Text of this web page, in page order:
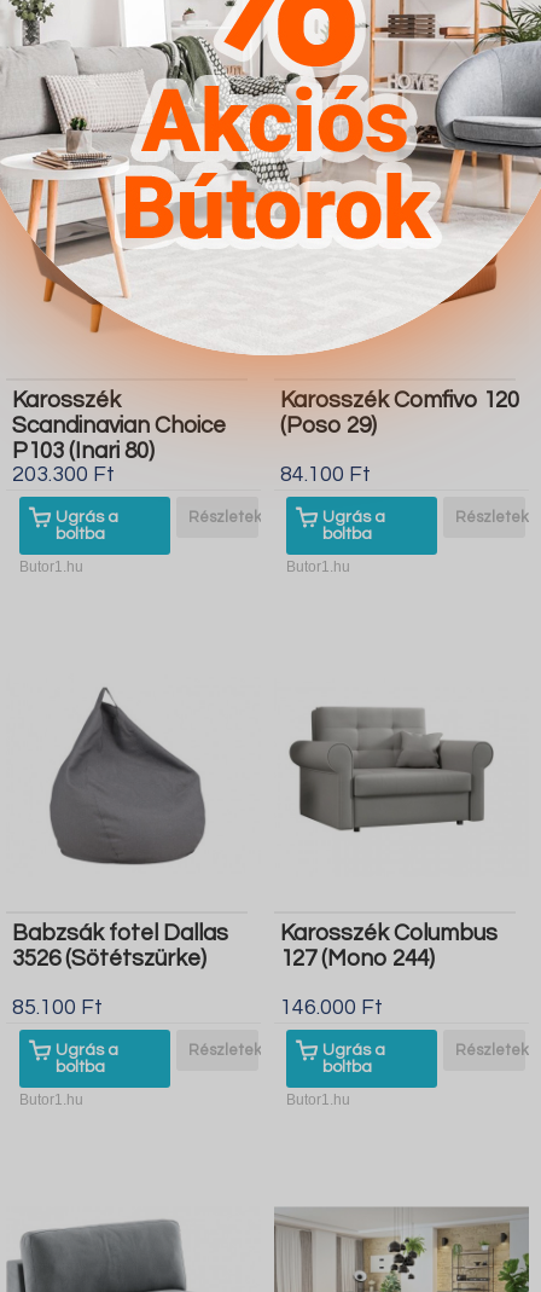
Butor1.hu
Butor1.hu
Karosszék
Scandinavian Choice
P103 (Inari 80)
203.300 Ft
Ugrás a
boltba
Részletek
Butor1.hu
Karosszék Comfivo 120
(Poso 29)
84.100 Ft
Ugrás a
boltba
Részletek
Butor1.hu
Babzsák fotel Dallas
3526 (Sötétszürke)
85.100 Ft
Ugrás a
boltba
Részletek
Butor1.hu
Karosszék Columbus
127 (Mono 244)
146.000 Ft
Ugrás a
boltba
Részletek
Butor1.hu